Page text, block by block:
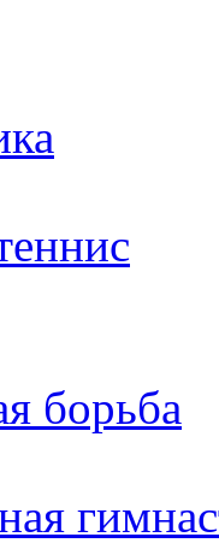
борьба